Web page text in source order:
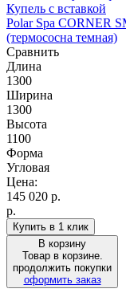
Купель с вставкой
Polar Spa CORNER
(термососна темная)
Сравнить
Длина
1300
Ширина
1300
Высота
1100
Форма
Угловая
Цена:
145 020 р.
р.
Купить в 1 клик
В корзину
Товар в корзине.
продолжить покупки
оформить заказ